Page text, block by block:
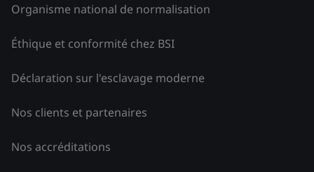
Organisme national de normalisation
Éthique et conformité chez BSI
Déclaration sur l'esclavage moderne
Nos clients et partenaires
Nos accréditations